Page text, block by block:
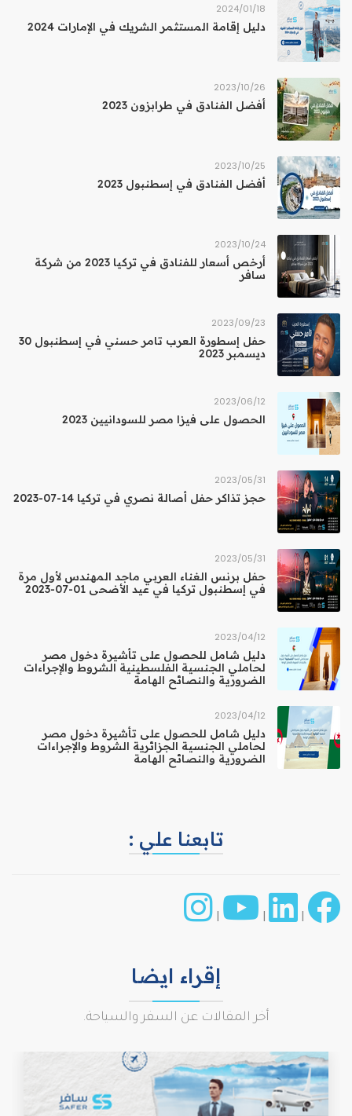
18‏/01‏/2024
دليل إقامة المستثمر الشريك في الإمارات 2024
26‏/10‏/2023
أفضل الفنادق في طرابزون 2023
25‏/10‏/2023
أفضل الفنادق في إسطنبول 2023
24‏/10‏/2023
أرخص أسعار للفنادق في تركيا 2023 من شركة
سافر
23‏/09‏/2023
حفل إسطورة العرب تامر حسني في إسطنبول 30
ديسمبر 2023
12‏/06‏/2023
الحصول على فيزا مصر للسودانيين 2023
31‏/05‏/2023
حجز تذاكر حفل أصالة نصري في تركيا 14-07-2023
31‏/05‏/2023
حفل برنس الغناء العربي ماجد المهندس لأول مرة
في إسطنبول تركيا في عيد الأضحى 01-07-2023
12‏/04‏/2023
دليل شامل للحصول على تأشيرة دخول مصر
لحاملي الجنسية الفلسطينية الشروط والإجراءات
الضرورية والنصائح الهامة
12‏/04‏/2023
دليل شامل للحصول على تأشيرة دخول مصر
لحاملي الجنسية الجزائرية الشروط والإجراءات
الضرورية والنصائح الهامة
تابعنا علي :
|
|
|
إقراء ايضا
أخر المقالات عن السفر والسياحة.